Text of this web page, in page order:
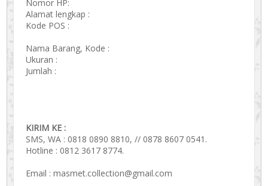
Nomor HP:
Alamat lengkap :
Kode POS :
Nama Barang, Kode :
Ukuran :
Jumlah :
KIRIM KE :
SMS, WA : 0818 0890 8810, // 0878 8607 0541.
Hotline : 0812 3617 8774.
Email : masmet.collection@gmail.com